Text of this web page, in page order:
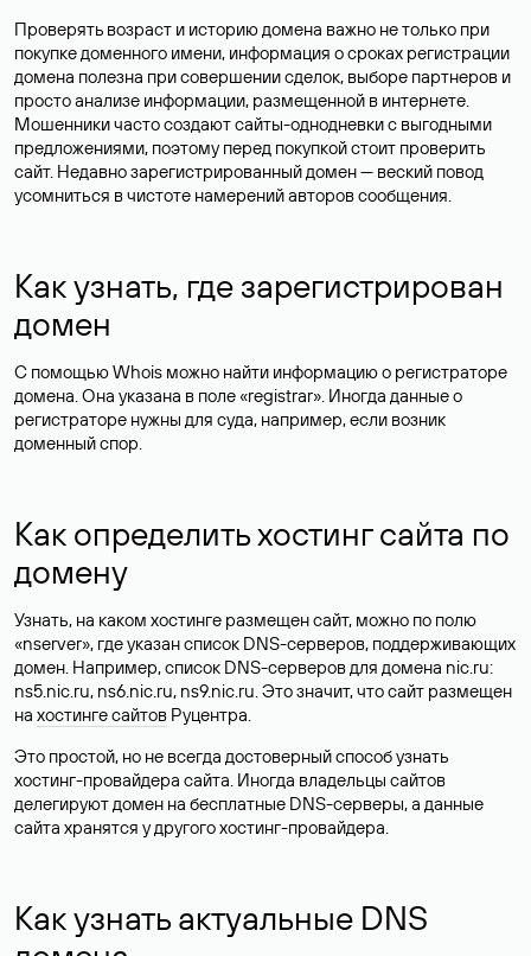
Проверять возраст и историю домена важно не только при
покупке доменного имени, информация о сроках регистрации
домена полезна при совершении сделок, выборе партнеров и
просто анализе информации, размещенной в интернете.
Мошенники часто создают сайты-однодневки с выгодными
предложениями, поэтому перед покупкой стоит проверить
сайт. Недавно зарегистрированный домен — веский повод
усомниться в чистоте намерений авторов сообщения.
Как узнать, где зарегистрирован
домен
С помощью Whois можно найти информацию о регистраторе
домена. Она указана в поле «registrar». Иногда данные о
регистраторе нужны для суда, например, если возник
доменный спор.
Как определить хостинг сайта по
домену
Узнать, на каком хостинге размещен сайт, можно по полю
«nserver», где указан список DNS-серверов, поддерживающих
домен. Например, список DNS-серверов для домена nic.ru:
ns5.nic.ru, ns6.nic.ru, ns9.nic.ru. Это значит, что сайт размещен
на хостинге сайтов Руцентра.
Это простой, но не всегда достоверный способ узнать
хостинг-провайдера сайта. Иногда владельцы сайтов
делегируют домен на бесплатные DNS-серверы, а данные
сайта хранятся у другого хостинг-провайдера.
Как узнать актуальные DNS